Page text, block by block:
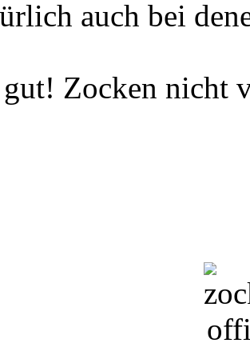
auch bei
Zocken nicht